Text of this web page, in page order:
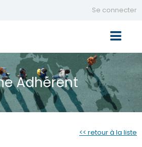
Se connecter
Adhérent
<< retour à la liste